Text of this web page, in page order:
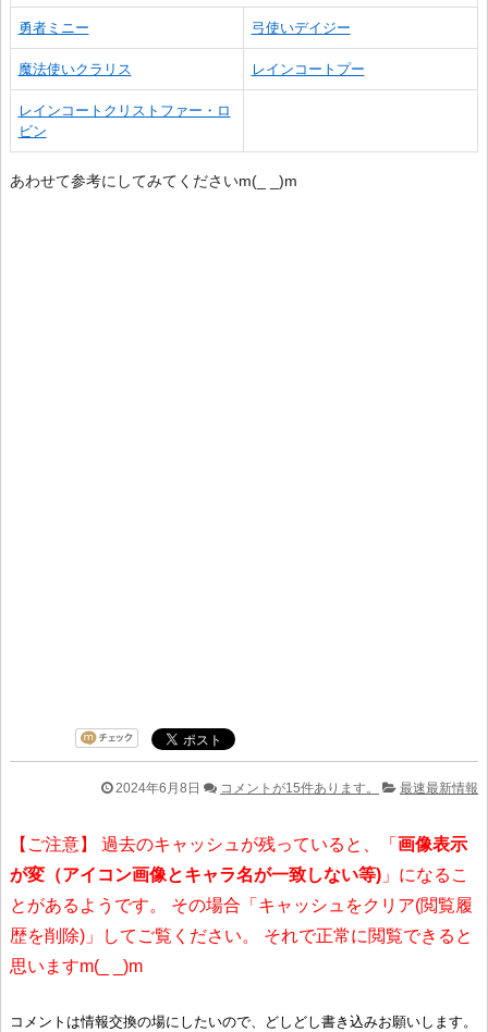
勇者ミニー 弓使いデイジー
魔法使いクラリス レインコートプー
レインコートクリストファー・ロ
ビン
あわせて参考にしてみてくださいm(_ _)m
2024年6月8日 コメントが15件あります。 最速最新情報
【ご注意】 過去のキャッシュが残っていると、「 画像表示
が変（アイコン画像とキャラ名が一致しない等) 」になるこ
とがあるようです。 その場合「キャッシュをクリア(閲覧履
歴を削除)」してご覧ください。 それで正常に閲覧できると
思いますm(_ _)m
コメントは情報交換の場にしたいので、どしどし書き込みお願いします。